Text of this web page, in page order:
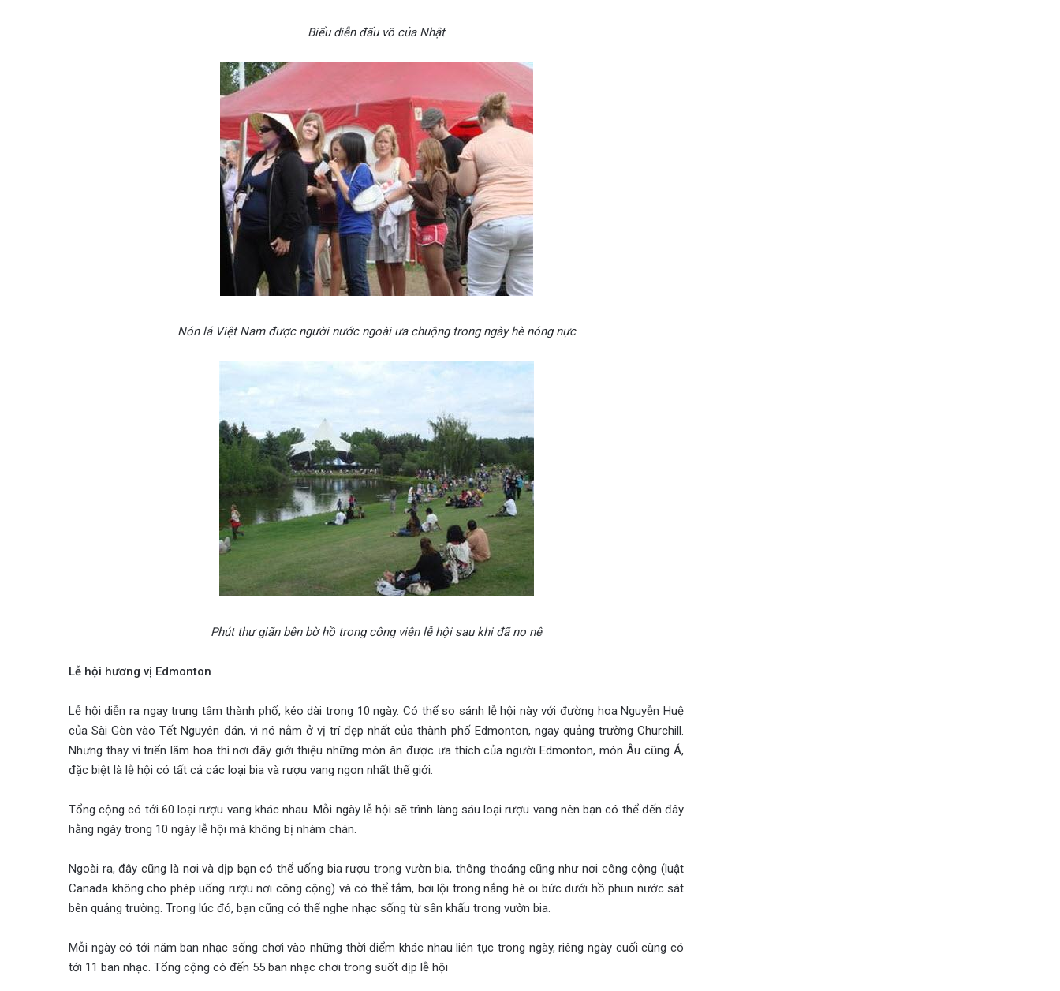
Biểu diễn đấu võ của Nhật
Nón lá Việt Nam được người nước ngoài ưa chuộng trong ngày hè nóng nực
Phút thư giãn bên bờ hồ trong công viên lễ hội sau khi đã no nê
Lễ hội hương vị Edmonton
Lễ hội diễn ra ngay trung tâm thành phố, kéo dài trong 10 ngày. Có thể so sánh lễ hội này với đường hoa Nguyễn Huệ
của Sài Gòn vào Tết Nguyên đán, vì nó nằm ở vị trí đẹp nhất của thành phố Edmonton, ngay quảng trường Churchill.
Nhưng thay vì triển lãm hoa thì nơi đây giới thiệu những món ăn được ưa thích của người Edmonton, món Âu cũng Á,
đặc biệt là lễ hội có tất cả các loại bia và rượu vang ngon nhất thế giới.
Tổng cộng có tới 60 loại rượu vang khác nhau. Mỗi ngày lễ hội sẽ trình làng sáu loại rượu vang nên bạn có thể đến đây
hằng ngày trong 10 ngày lễ hội mà không bị nhàm chán.
Ngoài ra, đây cũng là nơi và dịp bạn có thể uống bia rượu trong vườn bia, thông thoáng cũng như nơi công cộng (luật
Canada không cho phép uống rượu nơi công cộng) và có thể tắm, bơi lội trong nắng hè oi bức dưới hồ phun nước sát
bên quảng trường. Trong lúc đó, bạn cũng có thể nghe nhạc sống từ sân khấu trong vườn bia.
Mỗi ngày có tới năm ban nhạc sống chơi vào những thời điểm khác nhau liên tục trong ngày, riêng ngày cuối cùng có
tới 11 ban nhạc. Tổng cộng có đến 55 ban nhạc chơi trong suốt dịp lễ hội